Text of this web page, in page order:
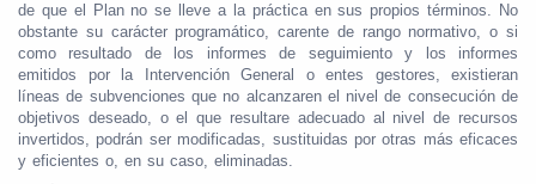
de que el Plan no se lleve a la práctica en sus propios términos. No
obstante su carácter programático, carente de rango normativo, o si
como resultado de los informes de seguimiento y los informes
emitidos por la Intervención General o entes gestores, existieran
líneas de subvenciones que no alcanzaren el nivel de consecución de
objetivos deseado, o el que resultare adecuado al nivel de recursos
invertidos, podrán ser modificadas, sustituidas por otras más eficaces
y eficientes o, en su caso, eliminadas.